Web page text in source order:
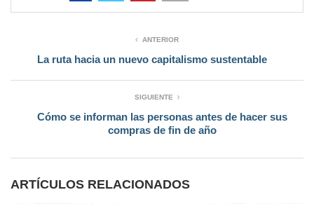
ANTERIOR
La ruta hacia un nuevo capitalismo sustentable
SIGUIENTE
Cómo se informan las personas antes de hacer sus
compras de fin de año
ARTÍCULOS RELACIONADOS